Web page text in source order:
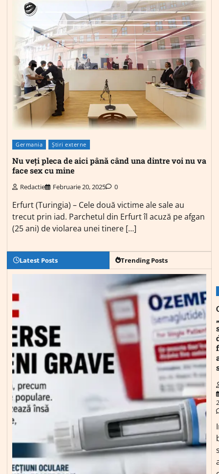
Germania Știri externe
Nu veți pleca de aici până când una dintre voi nu va
face sex cu mine
Redactie Februarie 20, 2025 0
Erfurt (Turingia) – Cele două victime ale sale au
trecut prin iad. Parchetul din Erfurt îl acuză pe afgan
(25 ani) de violarea unei tinere […]
Latest Posts Trending Posts